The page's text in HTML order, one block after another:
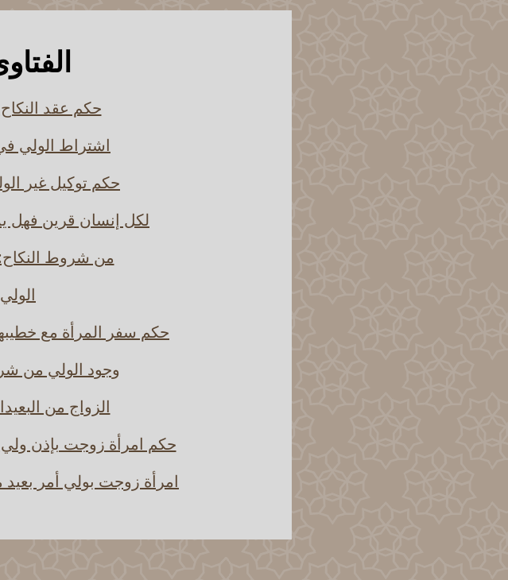
حكم عقد النكاح
اشتراط الولي
حكم توكيل غير
لكل إنسان قرين فهل
من شروط
حكم سفر المرأة مع
وجود الولي من
الزواج من
حكم امرأة زوجت بإذن ولي
امرأة زوجت بولي أمر